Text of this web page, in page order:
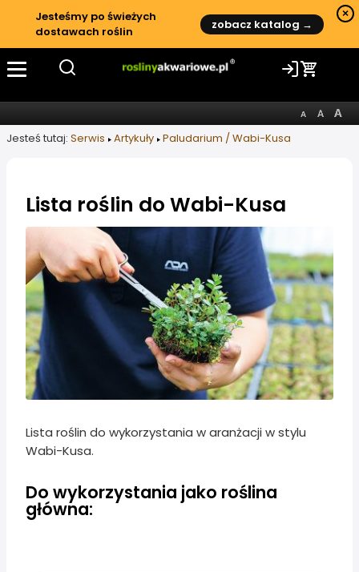
Jesteśmy po świeżych
dostawach roślin
zobacz katalog →
×
Jesteś tutaj: Serwis Artykuły Paludarium / Wabi-Kusa
Lista roślin do Wabi-Kusa
Informacje o artykule
Lista roślin do wykorzystania w aranżacji w stylu
Wabi-Kusa.
Do wykorzystania jako roślina
główna: